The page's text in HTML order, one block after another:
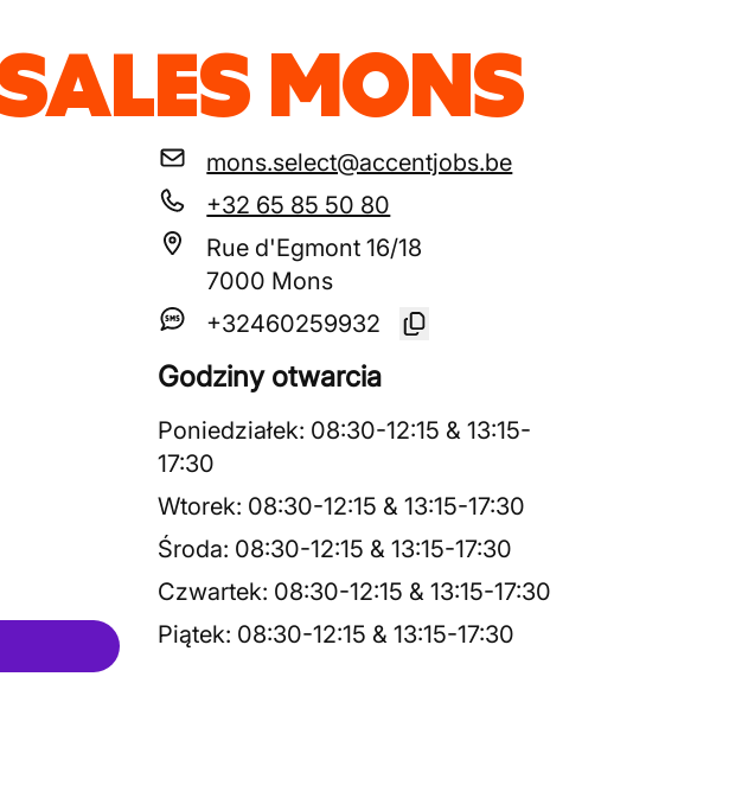
MONS
mons.select@accentjobs.be
+32 65 85 50 80
Rue d'Egmont 16/18
7000 Mons
+32460259932
Godziny otwarcia
Poniedziałek: 08:30-12:15 &13:15-
17:30
Wtorek: 08:30-12:15 &13:15-17:30
Środa: 08:30-12:15 &13:15-17:30
Czwartek: 08:30-12:15 &13:15-17:30
Piątek: 08:30-12:15 &13:15-17:30